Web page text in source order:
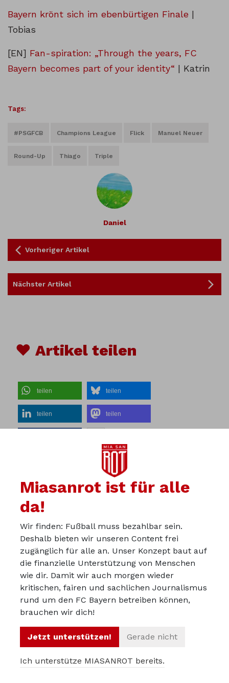
Bayern krönt sich im ebenbürtigen Finale |
Tobias
[EN] Fan-spiration: „Through the years, FC
Bayern becomes part of your identity“ | Katrin
Tags:
#PSGFCB Champions League Flick Manuel Neuer
Round-Up Thiago Triple
Daniel
Vorheriger Artikel
Nächster Artikel
♥ Artikel teilen
teilen teilen
teilen teilen
Über uns
Miasanrot ist für alle
da!
Wir finden: Fußball muss bezahlbar sein.
Deshalb bieten wir unseren Content frei
zugänglich für alle an. Unser Konzept baut auf
die finanzielle Unterstützung von Menschen
wie dir. Damit wir auch morgen wieder
kritischen, fairen und sachlichen Journalismus
rund um den FC Bayern betreiben können,
brauchen wir dich!
Jetzt unterstützen! Gerade nicht
Ich unterstütze MIASANROT bereits.